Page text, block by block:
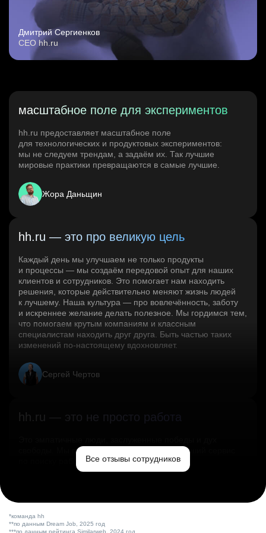
Дмитрий Сергиенков
CEO hh.ru
масштабное поле для экспериментов
hh.ru предоставляет масштабное поле
для технологических и продуктовых экспериментов:
мы не следуем трендам, а задаём их. Так лучшие
мировые практики превращаются в самые лучшие.
Жора Даньщин
hh.ru — это про великую цель
Каждый день мы улучшаем не только продукты
и процессы — мы создаём передовой опыт для наших
клиентов и сотрудников. Это помогает нам находить
решения, которые действительно меняют жизнь людей
к лучшему. Наша культура — про вовлечённость, заботу
и искреннее желание делать полезное. Мы гордимся тем,
что помогаем крутым компаниям и классным
специалистам находить друг друга. Быть частью таких
изменений по‑настоящему вдохновляет.
Сергей Чертов
hh.ru — это не просто работа
свободы. Мы помогаем миру и создаём лучший сервис
по поиску работы в стране.Все отзывы сотрудников
*команда hh
**по данным Dream Job, 2025 год
***по данным рейтинга Similarweb, 2024 год